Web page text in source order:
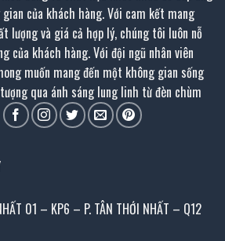
của khách hàng. Với cam kết mang
lượng và giá cả hợp lý, chúng tôi luôn nỗ
của khách hàng. Với đội ngũ nhân viên
muốn mang đến một không gian sống
qua ánh sáng lung linh từ đèn chùm
01 – KP6 – P. TÂN THỚI NHẤT – Q12